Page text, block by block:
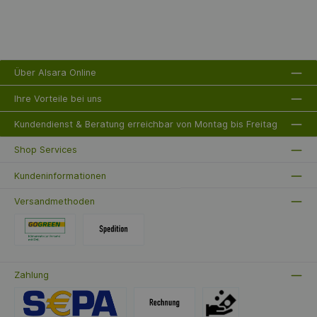
Über Alsara Online
Ihre Vorteile bei uns
Kundendienst & Beratung erreichbar von Montag bis Freitag
Shop Services
Kundeninformationen
Versandmethoden
Zahlung